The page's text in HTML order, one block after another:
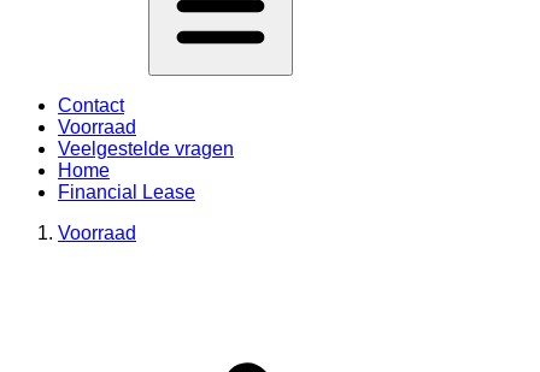
Contact
Voorraad
Veelgestelde vragen
Home
Financial Lease
Voorraad